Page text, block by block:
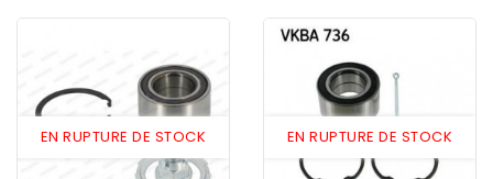
EN RUPTURE DE STOCK EN RUPTURE DE STOCK